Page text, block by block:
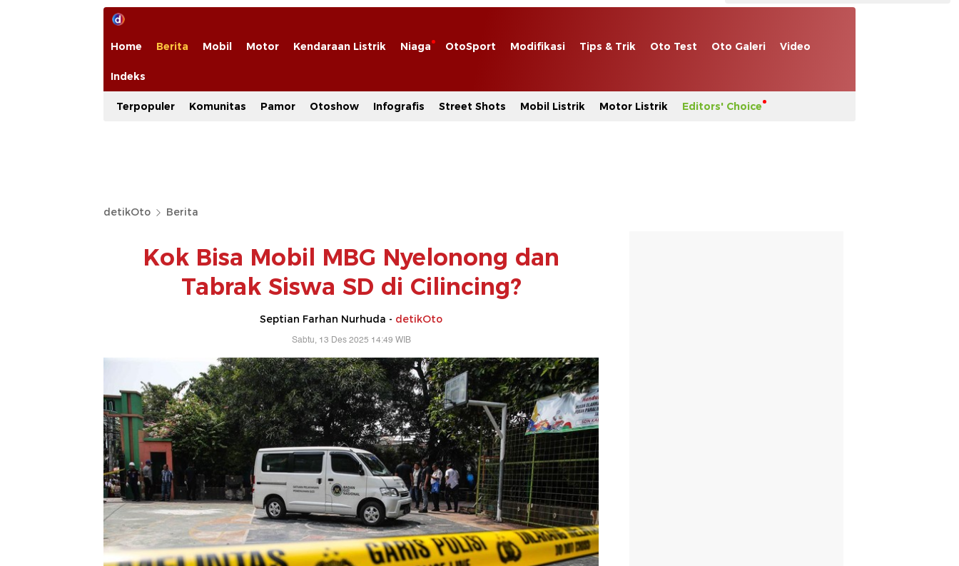
Home Berita Mobil Motor Kendaraan Listrik Niaga OtoSport Modifikasi Tips & Trik Oto Test Oto Galeri Video
Indeks
Terpopuler Komunitas Pamor Otoshow Infografis Street Shots Mobil Listrik Motor Listrik Editors' Choice
detikOto Berita
Kok Bisa Mobil MBG Nyelonong dan
Tabrak Siswa SD di Cilincing?
Septian Farhan Nurhuda - detikOto
Sabtu, 13 Des 2025 14:49 WIB